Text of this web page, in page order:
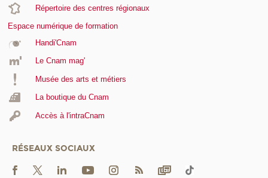
Répertoire des centres régionaux
Espace numérique de formation
Handi'Cnam
Le Cnam mag'
Musée des arts et métiers
La boutique du Cnam
Accès à l'intraCnam
RÉSEAUX SOCIAUX